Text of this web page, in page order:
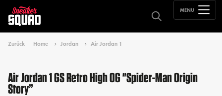
MENU
Zurück Home Jordan Air Jordan 1
Air Jordan 1 GS Retro High OG "Spider-Man Origin
Story”